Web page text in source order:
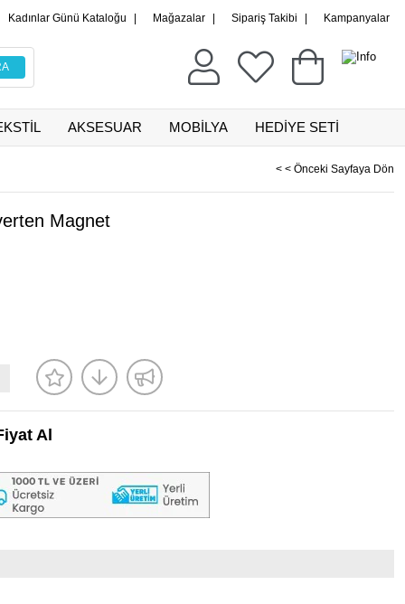
Kadınlar Günü Kataloğu Mağazalar Sipariş Takibi Kampanyalar
AKSESUAR MOBİLYA HEDİYE SETİ
< < Önceki Sayfaya Dön
Magnet
Al